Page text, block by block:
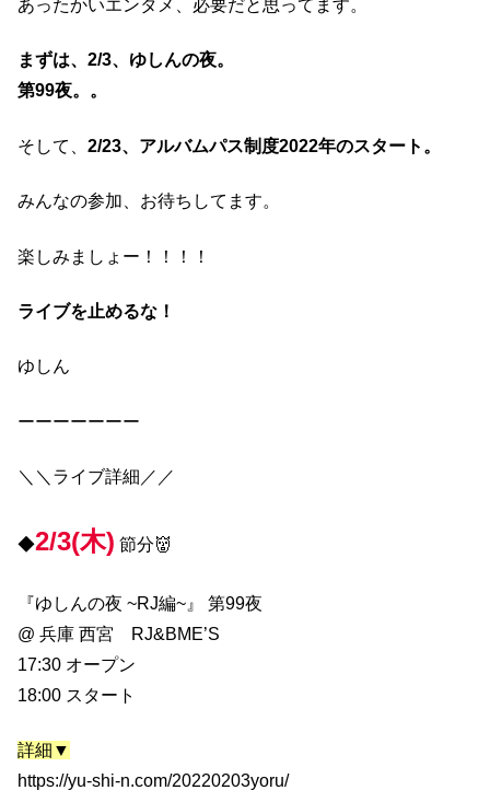
あったかいエンタメ、必要だと思ってます。
まずは、2/3、ゆしんの夜。
第99夜。。
そして、 2/23、アルバムパス制度2022年のスタート。
みんなの参加、お待ちしてます。
楽しみましょー！！！！
ライブを止めるな！
ゆしん
ーーーーーーー
＼＼ライブ詳細／／
◆2/3(木) 節分👹
『ゆしんの夜 ~RJ編~』 第99夜
@ 兵庫 西宮 RJ&BME’S
17:30 オープン
18:00 スタート
詳細▼
https://yu-shi-n.com/20220203yoru/